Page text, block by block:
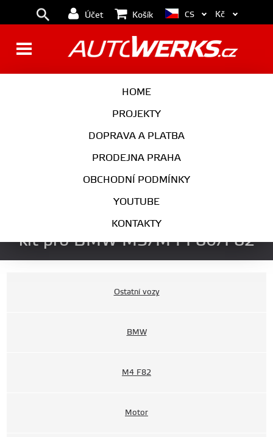
Účet Košík
HOME
PROJEKTY
DOPRAVA A PLATBA
PRODEJNA PRAHA
OBCHODNÍ PODMÍNKY
YOUTUBE
KONTAKTY
CS Kč
PODVOZEK
VÝFUK
INTERIÉR
AUTOKOSMETIKA
Forge Motorsport Chargecooler
kit pro BMW M3/M4 F80/F82
Ostatní vozy
BMW
M4 F82
Motor